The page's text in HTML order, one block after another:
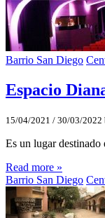
Barrio San Diego
Espacio
15/04/2021 / 30/03/2022
Es un lugar
Read more »
Barrio San Diego